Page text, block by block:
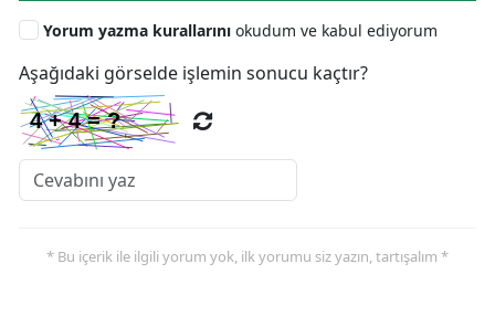
Yorum yazma kurallarını okudum ve kabul ediyorum
Aşağıdaki görselde işlemin sonucu kaçtır?
* Bu içerik ile ilgili yorum yok, ilk yorumu siz yazın, tartışalım *